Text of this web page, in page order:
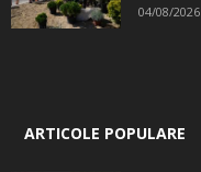
04/08/2026
ARTICOLE POPULARE